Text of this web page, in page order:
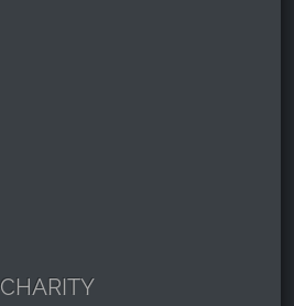
CHARITY